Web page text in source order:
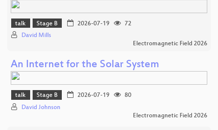
talk Stage B 2026-07-19
72
David Mills
Electromagnetic Field 2026
An Internet for the Solar System
talk Stage B 2026-07-19
80
David Johnson
Electromagnetic Field 2026